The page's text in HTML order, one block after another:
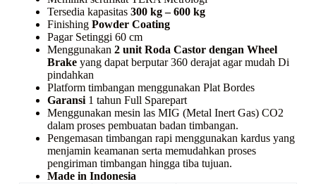
Tersedia kapasitas 300 kg – 600 kg
Finishing Powder Coating
Pagar Setinggi 60 cm
Menggunakan 2 unit Roda Castor dengan Wheel
Brakeyang dapat berputar 360 derajat agar mudah Di
pindahkan
Platform timbangan menggunakan Plat Bordes
Garansi1 tahun Full Sparepart
Menggunakan mesin las MIG (Metal Inert Gas) CO2
dalam proses pembuatan badan timbangan.
Pengemasan timbangan rapi menggunakan kardus yang
menjamin keamanan serta memudahkan proses
pengiriman timbangan hingga tiba tujuan.
Made in Indonesia